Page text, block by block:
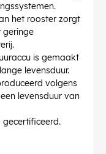
het rooster zorgt
geringe
is gemaakt
levensduur.
volgens
levensduur van
gecertificeerd.